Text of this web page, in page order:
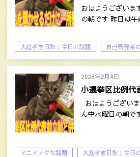
おはようございま
の朝です 昨日は
大庭孝志日記：今日の話題 自己啓発系
2026年2月4日
小選挙区比例代
おはようござい
ん中水曜日の朝
マニアックな話題 大庭孝志日記：今日